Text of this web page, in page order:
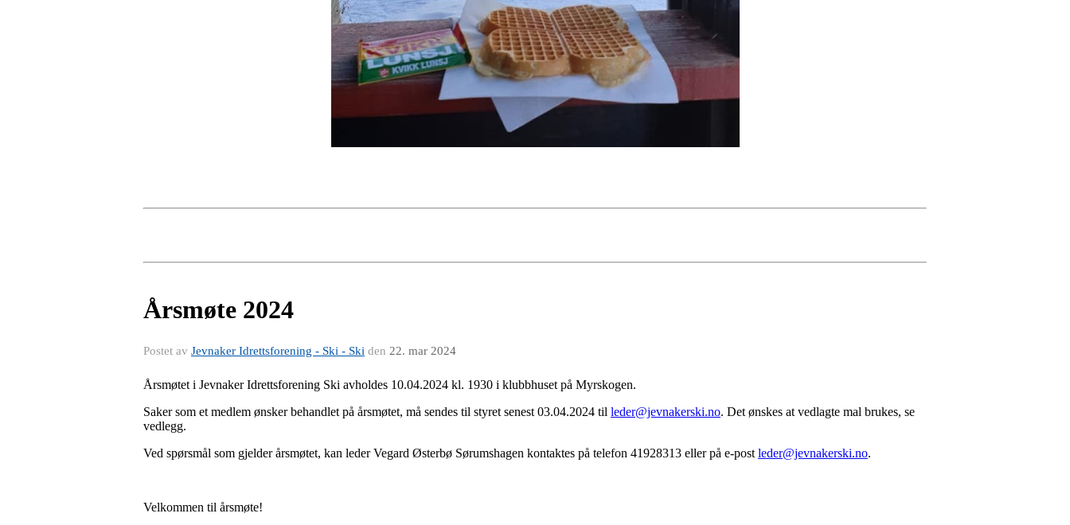
Årsmøte 2024
Postet av Jevnaker Idrettsforening - Ski - Ski den 22. mar 2024
Årsmøtet i Jevnaker Idrettsforening Ski avholdes 10.04.2024 kl. 1930 i klubbhuset på Myrskogen.
Saker som et medlem ønsker behandlet på årsmøtet, må sendes til styret senest 03.04.2024 til leder@jevnakerski.no. Det ønskes at vedlagte mal brukes, se
vedlegg.
Ved spørsmål som gjelder årsmøtet, kan leder Vegard Østerbø Sørumshagen kontaktes på telefon 41928313 eller på e-post leder@jevnakerski.no.
Velkommen til årsmøte!